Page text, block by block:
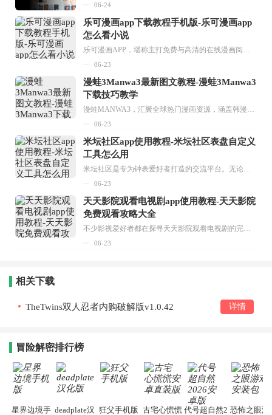
06-24
乐可漫画app下载教程手机版-乐可漫画app
怎么看小说
乐可漫画APP，堪称主打免费与高清的在线漫画阅读神器。其官方版提供海量完整版漫画资源，无论是国内漫画，还是日漫、韩漫、台漫、美漫等国外漫画，应有尽有，随时供你阅读。只需轻点一下，便能直接进入阅读界面。不仅如此，乐可漫画最新版本更新速度极快，在这里，你总能抢先看到全网一手漫画章节内容！...
06-23
漫蛙3Manwa3最新图文教程-漫蛙3Manwa3
下载技巧教学
漫蛙MANWA3，汇聚全球热门漫画资源，涵盖韩漫、欧美漫画、国漫等多种类型，题材丰富多样，全方位满足用户阅读喜好。它不仅是阅读平台，更是创作平台，为广大用户打造零门槛创作环境。...
06-23
米坛社区app使用教程-米坛社区表盘自定义
工具怎么用
米坛社区是专为钟表爱好者打造的交流平台。无论你是初涉钟表领域的普通爱好者，还是拥有多年收藏经验的资深玩家，都能在此找到属于自己的天地。 无需注册，就能轻松参与其中。通过专业的讨论论坛与丰富的交互功能，你可与世界各地的钟表爱好者畅快交流。若你钟情于钟表，米坛社区无疑是值得一试的理想之选。在这里，你能获取最新的手表资讯，交流见解，提升鉴赏品味，让每一块手表都成为收藏故事中重要的一部分。感兴趣的朋友，不要错过下载机会。...
06-23
天天影院观看电视剧app使用教程-天天影院
免费观看攻略大全
不少影视爱好者都在探寻天天影院观看电视剧的完整方法，结合最新平台使用规则，本篇新手入门攻略全面讲解观看渠道、检索流程、播放设置以及画面模式调整等实用内容。全文适配手机、电脑等主流设备，步骤简洁易懂，无论是初次使用的新手，还是想要优化观影体验的用户，都能参照内容快速上手，熟练掌握平台各项操作技巧，轻松畅享影视内容。...
06-23
相关下载
TheTwins双人忍者内购破解版v1.0.42 详情
冒险解密排行榜
星界边境手 deadplate汉 狂父手机版 古宅心慌慌 代号超自然2 恐怖之眼游